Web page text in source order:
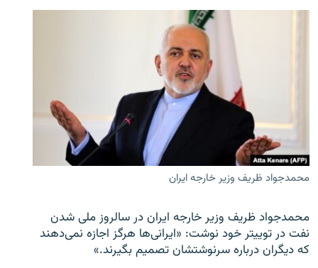
زبان‌های دیگر
محمدجواد ظریف وزیر خارجه ایران
محمدجواد ظریف وزیر خارجه ایران در سالروز ملی شدن
نفت در توییتر خود نوشت: «ایرانی‌ها هرگز اجازه نمی‌دهند
که دیگران درباره سرنوشتشان تصمیم بگیرند.»